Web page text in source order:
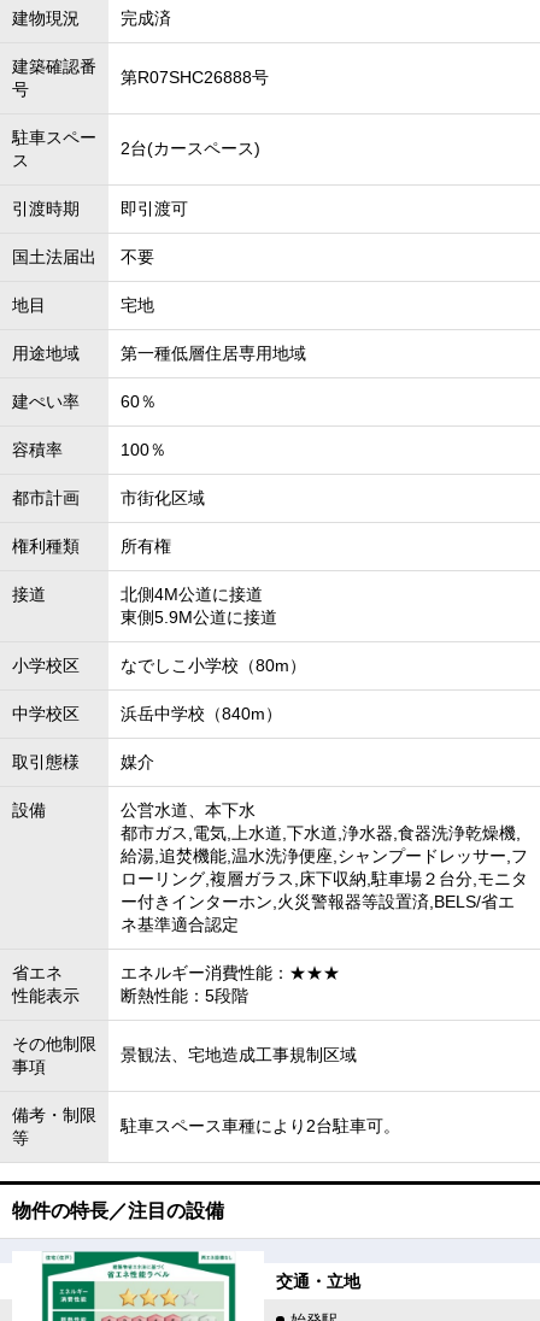
建物現況 完成済
建築確認番
号
第R07SHC26888号
駐車スペー
ス
2台(カースペース)
引渡時期 即引渡可
国土法届出 不要
地目 宅地
用途地域 第一種低層住居専用地域
建ぺい率 60％
容積率 100％
都市計画 市街化区域
権利種類 所有権
接道
北側4M公道に接道
東側5.9M公道に接道
小学校区 なでしこ小学校（80m）
中学校区 浜岳中学校（840m）
取引態様 媒介
設備
公営水道、本下水
都市ガス,電気,上水道,下水道,浄水器,食器洗浄乾燥機,
給湯,追焚機能,温水洗浄便座,シャンプードレッサー,フ
ローリング,複層ガラス,床下収納,駐車場２台分,モニタ
ー付きインターホン,火災警報器等設置済,BELS/省エ
ネ基準適合認定
省エネ
性能表示
エネルギー消費性能：★★★
断熱性能：5段階
その他制限
事項
景観法、宅地造成工事規制区域
備考・制限
等
駐車スペース車種により2台駐車可。
物件の特長／注目の設備
交通・立地